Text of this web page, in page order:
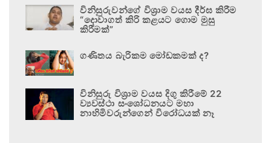
විනිසුරුවන්ගේ විශ්‍රාම වයස දීර්ඝ කිරීම
“දොවාගත් කිරි කළයට ගොම මුසු
කිරීමක්”
ගණිතය බැරිකම මෝඩකමක් ද?
විනිසුරු විශ්‍රාම වයස දිගු කිරීමේ 22
ව්‍යවස්ථා සංශෝධනයට මහා
නාහිමිවරුන්ගෙන් විරෝධයක් නෑ